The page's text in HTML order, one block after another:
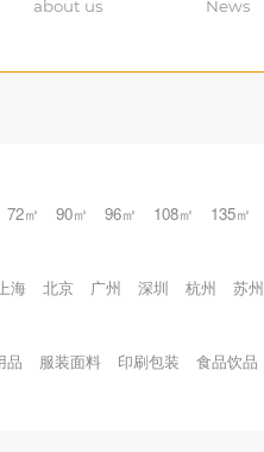
about us News
72㎡ 90㎡ 96㎡ 108㎡ 135㎡
海 北京 广州 深圳 杭州 苏州
品 服装面料 印刷包装 食品饮品